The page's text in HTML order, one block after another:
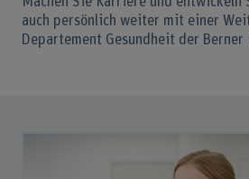
auch persönlich weiter mit einer
Departement Gesundheit der Berner